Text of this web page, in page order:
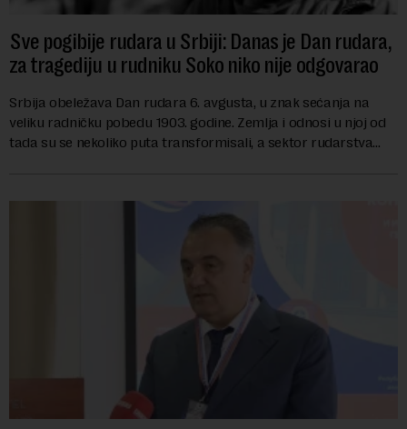
Sve pogibije rudara u Srbiji: Danas je Dan rudara,
za tragediju u rudniku Soko niko nije odgovarao
Srbija obeležava Dan rudara 6. avgusta, u znak sećanja na
veliku radničku pobedu 1903. godine. Zemlja i odnosi u njoj od
tada su se nekoliko puta transformisali, a sektor rudarstva